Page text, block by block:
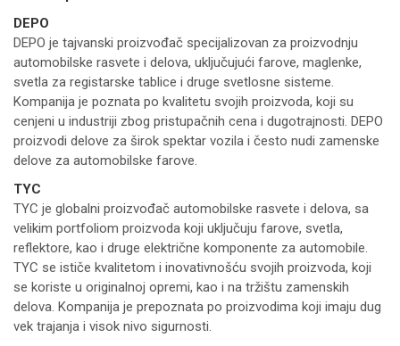
DEPO
DEPO je tajvanski proizvođač specijalizovan za proizvodnju
automobilske rasvete i delova, uključujući farove, maglenke,
svetla za registarske tablice i druge svetlosne sisteme.
Kompanija je poznata po kvalitetu svojih proizvoda, koji su
cenjeni u industriji zbog pristupačnih cena i dugotrajnosti. DEPO
proizvodi delove za širok spektar vozila i često nudi zamenske
delove za automobilske farove.
TYC
TYC je globalni proizvođač automobilske rasvete i delova, sa
velikim portfoliom proizvoda koji uključuju farove, svetla,
reflektore, kao i druge električne komponente za automobile.
TYC se ističe kvalitetom i inovativnošću svojih proizvoda, koji
se koriste u originalnoj opremi, kao i na tržištu zamenskih
delova. Kompanija je prepoznata po proizvodima koji imaju dug
vek trajanja i visok nivo sigurnosti.